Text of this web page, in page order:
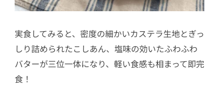
実食してみると、密度の細かいカステラ生地とぎっ
しり詰められたこしあん、塩味の効いたふわふわ
バターが三位一体になり、軽い食感も相まって即完
食！